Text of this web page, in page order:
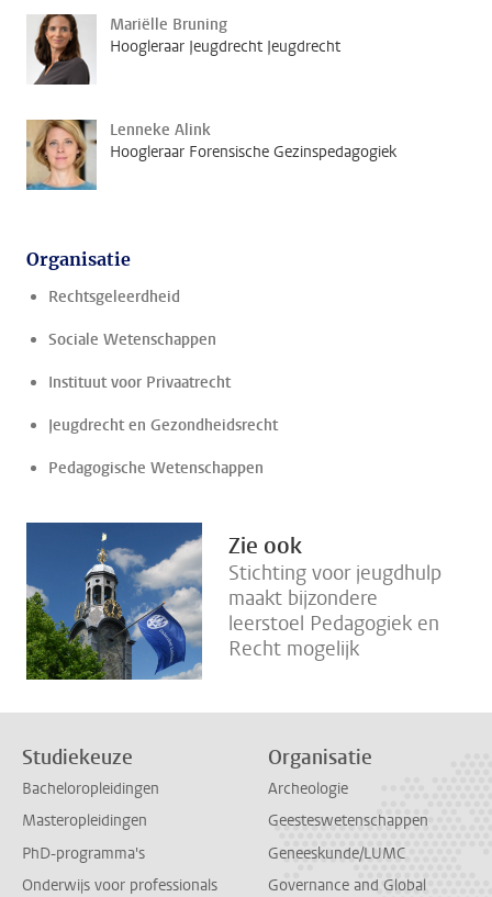
Mariëlle Bruning
Hoogleraar Jeugdrecht Jeugdrecht
Lenneke Alink
Hoogleraar Forensische Gezinspedagogiek
Organisatie
Rechtsgeleerdheid
Sociale Wetenschappen
Instituut voor Privaatrecht
Jeugdrecht en Gezondheidsrecht
Pedagogische Wetenschappen
Zie ook
Stichting voor jeugdhulp
maakt bijzondere
leerstoel Pedagogiek en
Recht mogelijk
Studiekeuze
Bacheloropleidingen
Masteropleidingen
PhD-programma's
Onderwijs voor professionals
Organisatie
Archeologie
Geesteswetenschappen
Geneeskunde/LUMC
Governance and Global